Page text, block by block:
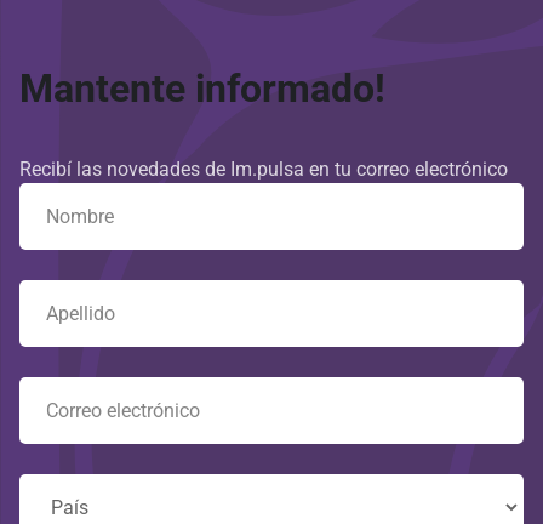
Mantente informado!
Recibí las novedades de Im.pulsa en tu correo electrónico